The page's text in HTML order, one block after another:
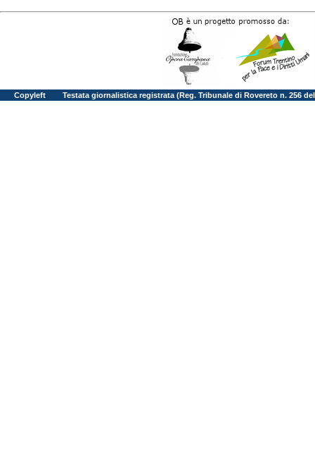
Copyleft Testata giornalistica registrata (Reg. Tribunale di Rovereto n. 256